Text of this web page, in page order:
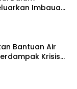
Imbauan
Bantuan Air
Krisis